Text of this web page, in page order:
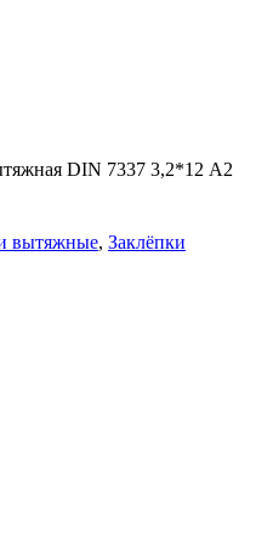
DIN 7337 3,2*12 А2
вытяжные, Заклёпки